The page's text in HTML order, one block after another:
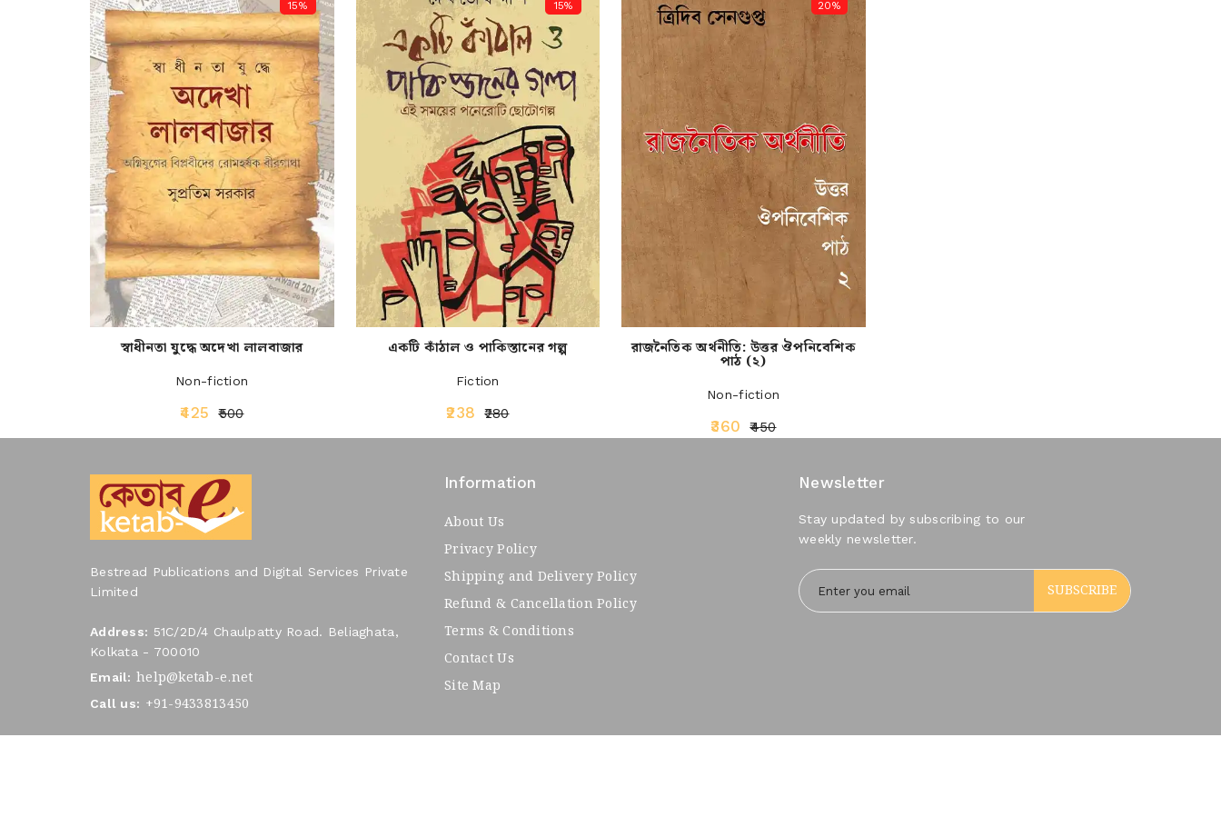
15%
স্বাধীনতা যুদ্ধে অদেখা লালবাজার
Non-fiction
₹425 ₹500
15%
একটি কাঁঠাল ও পাকিস্তানের গল্প
Fiction
₹238 ₹280
20%
রাজনৈতিক অর্থনীতি: উত্তর ঔপনিবেশিক
পাঠ (২)
Non-fiction
₹360 ₹450
Bestread Publications and Digital Services Private
Limited
Address: 51C/2D/4 Chaulpatty Road. Beliaghata,
Kolkata - 700010
Email: help@ketab-e.net
Call us: +91-9433813450
Information
About Us
Privacy Policy
Shipping and Delivery Policy
Refund & Cancellation Policy
Terms & Conditions
Contact Us
Site Map
Newsletter
Stay updated by subscribing to our
weekly newsletter.
SUBSCRIBE